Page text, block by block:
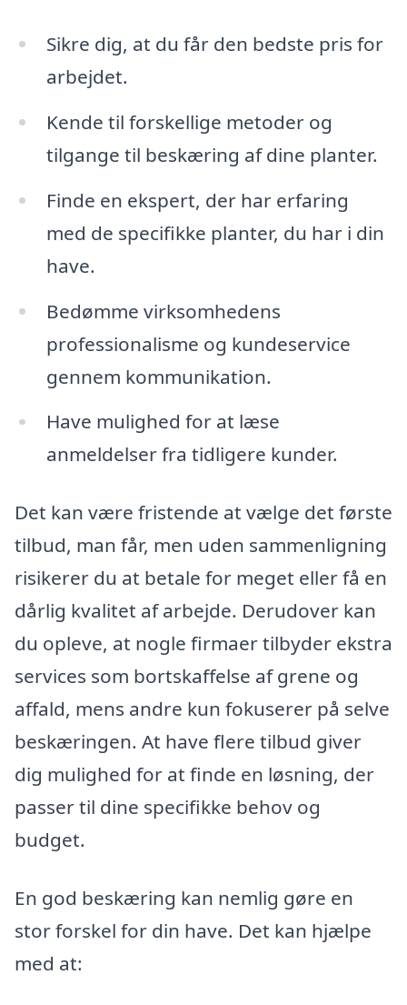
Sikre dig, at du får den bedste pris for
arbejdet.
Kende til forskellige metoder og
tilgange til beskæring af dine planter.
Finde en ekspert, der har erfaring
med de specifikke planter, du har i din
have.
Bedømme virksomhedens
professionalisme og kundeservice
gennem kommunikation.
Have mulighed for at læse
anmeldelser fra tidligere kunder.
Det kan være fristende at vælge det første
tilbud, man får, men uden sammenligning
risikerer du at betale for meget eller få en
dårlig kvalitet af arbejde. Derudover kan
du opleve, at nogle firmaer tilbyder ekstra
services som bortskaffelse af grene og
affald, mens andre kun fokuserer på selve
beskæringen. At have flere tilbud giver
dig mulighed for at finde en løsning, der
passer til dine specifikke behov og
budget.
En god beskæring kan nemlig gøre en
stor forskel for din have. Det kan hjælpe
med at: